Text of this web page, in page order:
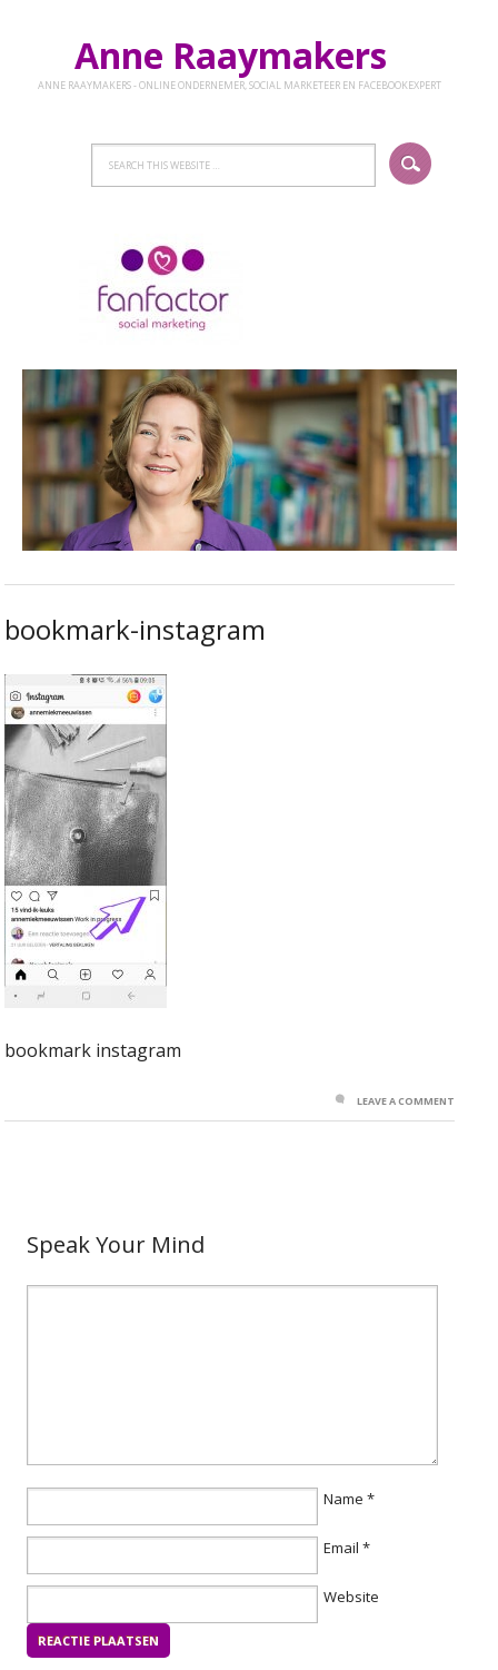
Anne Raaymakers
ANNE RAAYMAKERS - ONLINE ONDERNEMER, SOCIAL MARKETEER EN FACEBOOKEXPERT
bookmark-instagram
bookmark instagram
LEAVE A COMMENT
Speak Your Mind
Name *
Email *
Website